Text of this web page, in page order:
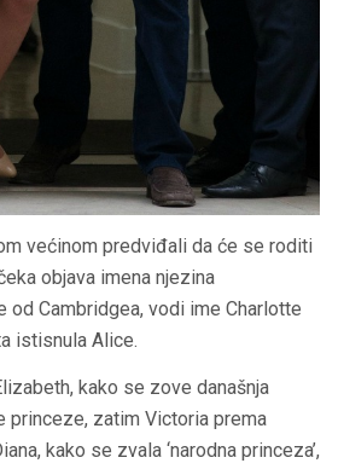
većinom predviđali da će se roditi
objava imena njezina
od Cambridgea, vodi ime Charlotte
istisnula Alice.
kako se zove današnja
princeze, zatim Victoria prema
kako se zvala ‘narodna princeza’,